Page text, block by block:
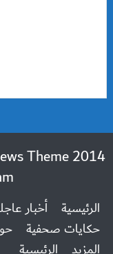
Theme
الرئيسية أخبار
حكايات صحفية